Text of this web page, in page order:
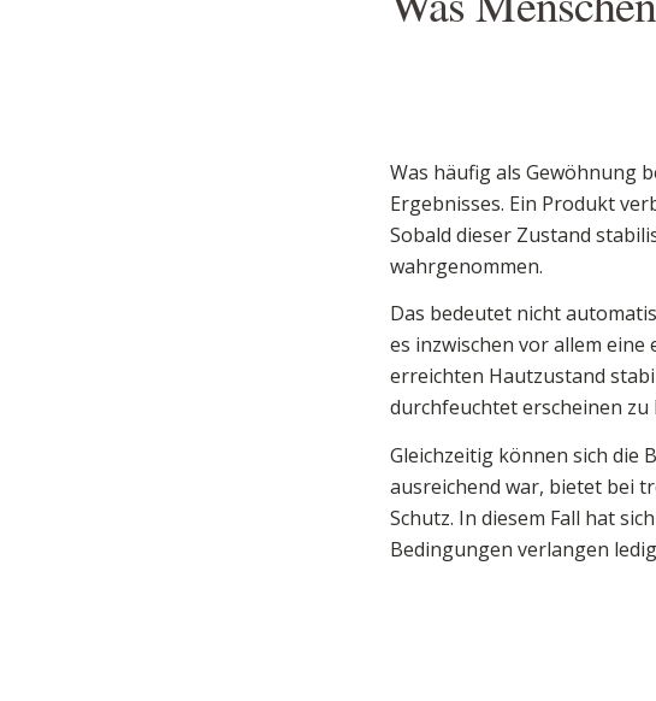
Was häufig als Gewöhnung
Ergebnisses. Ein Produkt
Sobald dieser Zustand
wahrgenommen.
Das bedeutet nicht
es inzwischen vor allem
erreichten Hautzustand
durchfeuchtet erscheinen zu
Gleichzeitig können sich die
ausreichend war, bietet bei
Schutz. In diesem Fall hat
Bedingungen verlangen